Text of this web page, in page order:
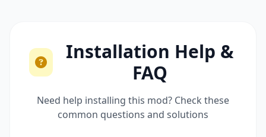
Installation Help &
FAQ
Need help installing this mod? Check these
common questions and solutions